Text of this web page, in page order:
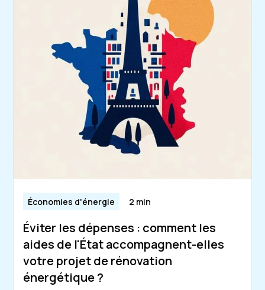
Économies d'énergie 2 min
Éviter les dépenses : comment les
aides de l'État accompagnent-elles
votre projet de rénovation
énergétique ?